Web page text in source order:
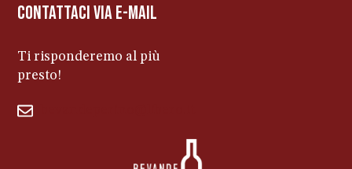
contattaci via e-mail
Ti risponderemo al più
presto!